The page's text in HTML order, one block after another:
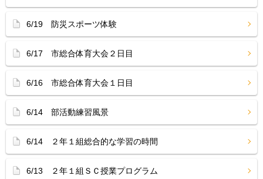
6/19 防災スポーツ体験
6/17 市総合体育大会２日目
6/16 市総合体育大会１日目
6/14 部活動練習風景
6/14 ２年１組総合的な学習の時間
6/13 ２年１組ＳＣ授業プログラム